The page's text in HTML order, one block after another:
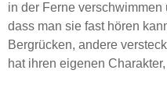
in der Ferne
dass man sie fast hören
Bergrücken, andere
hat ihren eigenen